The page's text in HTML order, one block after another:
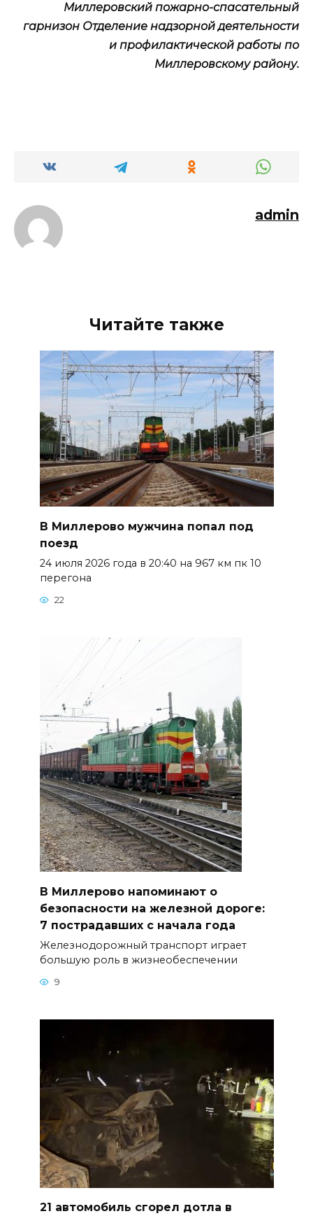
Миллеровский пожарно-спасательный
гарнизон Отделение надзорной деятельности
и профилактической работы по
Миллеровскому району.
admin
Читайте также
В Миллерово мужчина попал под
поезд
24 июля 2026 года в 20:40 на 967 км пк 10
перегона
22
В Миллерово напоминают о
безопасности на железной дороге:
7 пострадавших с начала года
Железнодорожный транспорт играет
большую роль в жизнеобеспечении
9
21 автомобиль сгорел дотла в